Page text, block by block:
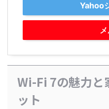
Yahoo
Wi-Fi 7の魅力と
ット